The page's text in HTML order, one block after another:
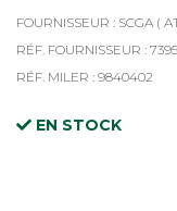
FOURNISSEUR : SCGA (
RÉF. FOURNISSEUR :
RÉF. MILER : 9840402
EN STOCK